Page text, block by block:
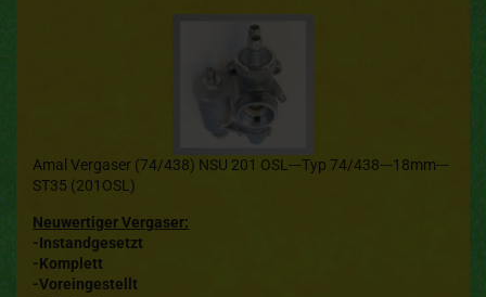
Amal Vergaser (74/438) NSU 201 OSL---Typ 74/438---18mm---
ST35 (201OSL)
Neuwertiger Vergaser:
-Instandgesetzt
-Komplett
-Voreingestellt